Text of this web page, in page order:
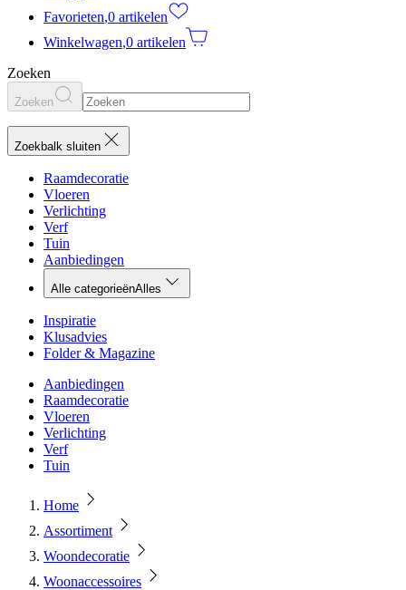
Favorieten,0 artikelen
Winkelwagen,0 artikelen
Zoeken
Zoeken
Zoekbalk sluiten
Raamdecoratie
Vloeren
Verlichting
Verf
Tuin
Aanbiedingen
Alle categorieënAlles
Inspiratie
Klusadvies
Folder & Magazine
Aanbiedingen
Raamdecoratie
Vloeren
Verlichting
Verf
Tuin
Home
Assortiment
Woondecoratie
Woonaccessoires